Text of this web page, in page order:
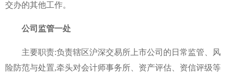
交办的其他工作。
公司监管一处
主要职责:负责辖区沪深交易所上市公司的日常监管、风
险防范与处置,牵头对会计师事务所、资产评估、资信评级等